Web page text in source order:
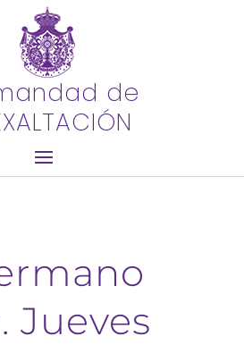
de
Jueves